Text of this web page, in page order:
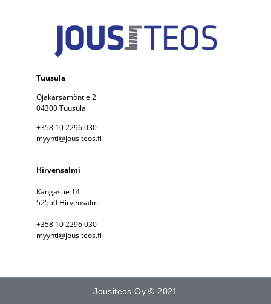
Tuusula
Ojakärsämöntie 2
04300 Tuusula
+358 10 2296 030
myynti@jousiteos.fi
Hirvensalmi
Kangastie 14
52550 Hirvensalmi
+358 10 2296 030
myynti@jousiteos.fi
Jousiteos Oy © 2021